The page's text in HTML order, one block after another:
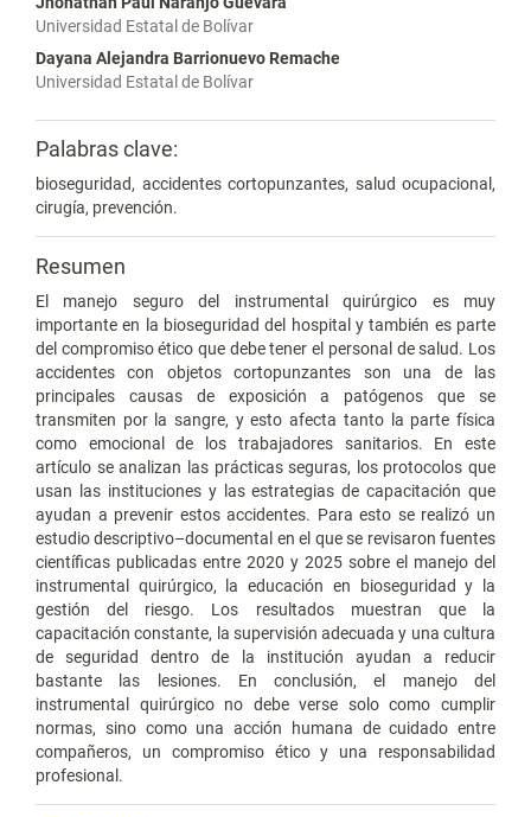
Universidad Estatal de Bolívar
Dayana Alejandra Barrionuevo Remache
Universidad Estatal de Bolívar
Palabras clave:
bioseguridad, accidentes cortopunzantes, salud ocupacional,
cirugía, prevención.
Resumen
El manejo seguro del instrumental quirúrgico es muy
importante en la bioseguridad del hospital y también es parte
del compromiso ético que debe tener el personal de salud. Los
accidentes con objetos cortopunzantes son una de las
principales causas de exposición a patógenos que se
transmiten por la sangre, y esto afecta tanto la parte física
como emocional de los trabajadores sanitarios. En este
artículo se analizan las prácticas seguras, los protocolos que
usan las instituciones y las estrategias de capacitación que
ayudan a prevenir estos accidentes. Para esto se realizó un
estudio descriptivo–documental en el que se revisaron fuentes
científicas publicadas entre 2020 y 2025 sobre el manejo del
instrumental quirúrgico, la educación en bioseguridad y la
gestión del riesgo. Los resultados muestran que la
capacitación constante, la supervisión adecuada y una cultura
de seguridad dentro de la institución ayudan a reducir
bastante las lesiones. En conclusión, el manejo del
instrumental quirúrgico no debe verse solo como cumplir
normas, sino como una acción humana de cuidado entre
compañeros, un compromiso ético y una responsabilidad
profesional.